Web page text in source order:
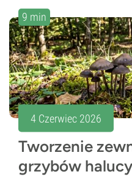
9 min
4 Czerwiec 2026
Tworzenie
grzybów